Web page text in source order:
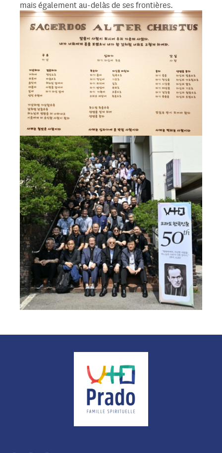
mais également au-delàs de ses frontières.